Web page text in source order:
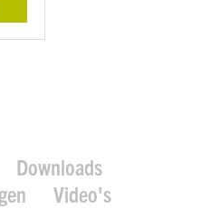
Downloads
Video's